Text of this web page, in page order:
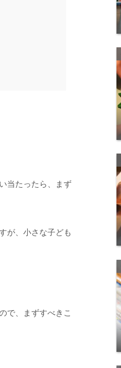
当たったら、まず
が、小さな子ども
で、まずすべきこ